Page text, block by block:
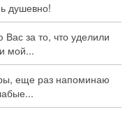
душевно!
за то, что уделили
мой...
еще раз напоминаю